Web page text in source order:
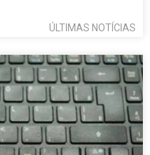
ÚLTIMAS NOTÍCIAS